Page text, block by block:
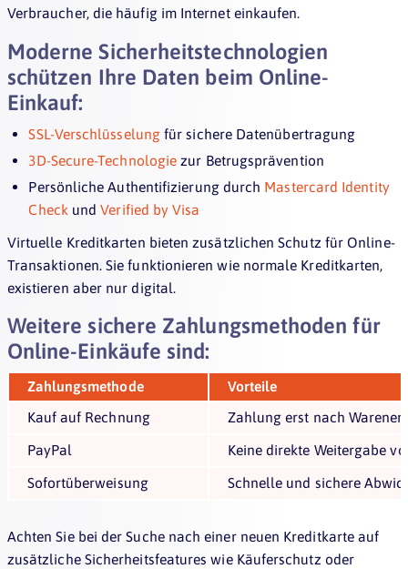
Verbraucher, die häufig im Internet einkaufen.
Moderne Sicherheitstechnologien
schützen Ihre Daten beim Online-
Einkauf:
SSL-Verschlüsselungfür sichere Datenübertragung
3D-Secure-Technologie zur Betrugsprävention
Persönliche Authentifizierung durch Mastercard Identity
Check undVerified by Visa
Virtuelle Kreditkarten bieten zusätzlichen Schutz für Online-
Transaktionen. Sie funktionieren wie normale Kreditkarten,
existieren aber nur digital.
Weitere sichere Zahlungsmethoden für
Online-Einkäufe sind:
Zahlungsmethode
Vorteile
Kauf auf Rechnung
Zahlung erst nach
PayPal
Keine direkte Weitergabe
Sofortüberweisung
Schnelle und sichere
Achten Sie bei der Suche nach einer neuen Kreditkarte auf
zusätzliche Sicherheitsfeatures wie Käuferschutz oder